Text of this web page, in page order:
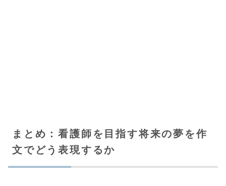
まとめ：看護師を目指す将来の夢を作
文でどう表現するか